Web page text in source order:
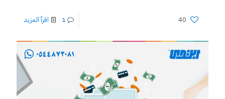
40
1 اقرأ المزيد